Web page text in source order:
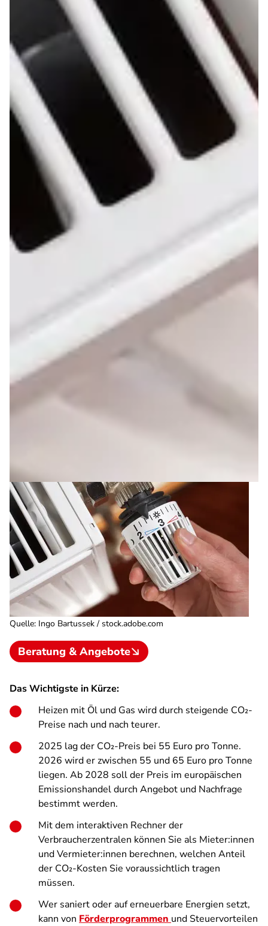
Quelle: Ingo Bartussek / stock.adobe.com
Beratung & Angebote
Das Wichtigste in Kürze:
Heizen mit Öl und Gas wird durch steigende CO₂-
Preise nach und nach teurer.
2025 lag der CO₂-Preis bei 55 Euro pro Tonne.
2026 wird er zwischen 55 und 65 Euro pro Tonne
liegen. Ab 2028 soll der Preis im europäischen
Emissionshandel durch Angebot und Nachfrage
bestimmt werden.
Mit dem interaktiven Rechner der
Verbraucherzentralen können Sie als Mieter:innen
und Vermieter:innen berechnen, welchen Anteil
der CO₂-Kosten Sie voraussichtlich tragen
müssen.
Wer saniert oder auf erneuerbare Energien setzt,
kann von Förderprogrammen und Steuervorteilen